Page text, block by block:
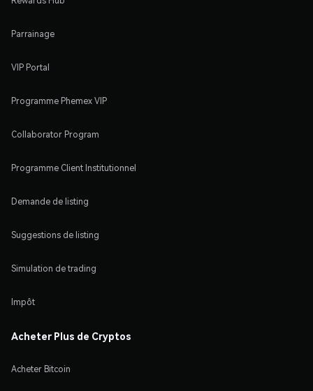
Parrainage
VIP Portal
Programme Phemex VIP
Collaborator Program
Programme Client Institutionnel
Demande de listing
Suggestions de listing
Simulation de trading
Impôt
Acheter Plus de Cryptos
Acheter Bitcoin